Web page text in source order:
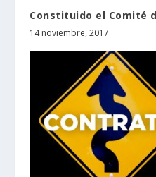
Constituido el Comité
14 noviembre, 2017